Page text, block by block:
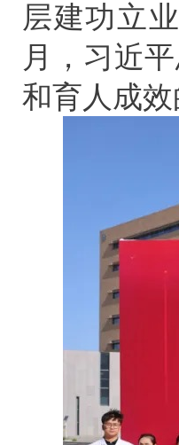
层建功立
月，习近
和育人成效